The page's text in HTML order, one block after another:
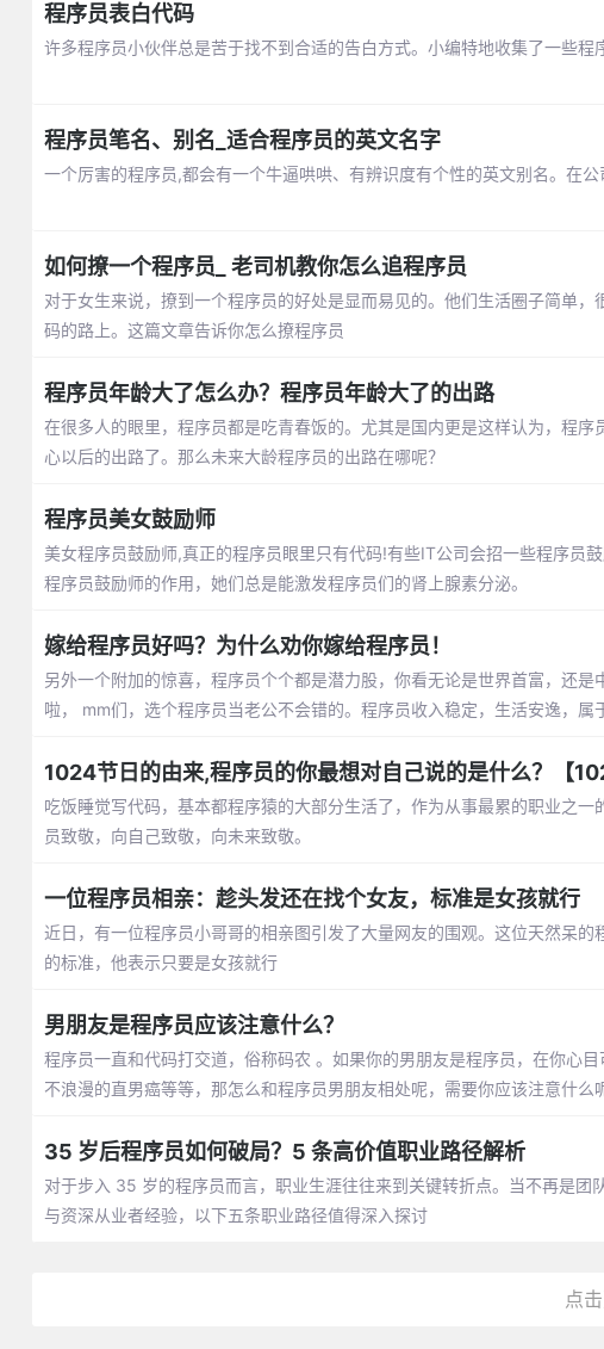
程序员表白代码
许多程序员小伙伴总是苦于找不到合适的告白方式。小编特地收集了一些
程序员笔名、别名_适合程序员的英文名字
一个厉害的程序员,都会有一个牛逼哄哄、有辨识度有个性的英文别名。在
如何撩一个程序员_ 老司机教你怎么追程序员
对于女生来说，撩到一个程序员的好处是显而易见的。他们生活圈子简单
码的路上。这篇文章告诉你怎么撩程序员
程序员年龄大了怎么办？程序员年龄大了的出路
在很多人的眼里，程序员都是吃青春饭的。尤其是国内更是这样认为，程
心以后的出路了。那么未来大龄程序员的出路在哪呢？
程序员美女鼓励师
美女程序员鼓励师,真正的程序员眼里只有代码!有些IT公司会招一些程序员
程序员鼓励师的作用，她们总是能激发程序员们的肾上腺素分泌。
嫁给程序员好吗？为什么劝你嫁给程序员！
另外一个附加的惊喜，程序员个个都是潜力股，你看无论是世界首富，还
啦， mm们，选个程序员当老公不会错的。程序员收入稳定，生活安逸，属
1024节日的由来,程序员的你最想对自己说的是什么？【
吃饭睡觉写代码，基本都程序猿的大部分生活了，作为从事最累的职业之
员致敬，向自己致敬，向未来致敬。
一位程序员相亲：趁头发还在找个女友，标准是女孩就行
近日，有一位程序员小哥哥的相亲图引发了大量网友的围观。这位天然呆
的标准，他表示只要是女孩就行
男朋友是程序员应该注意什么？
程序员一直和代码打交道，俗称码农 。如果你的男朋友是程序员，在你心
不浪漫的直男癌等等，那怎么和程序员男朋友相处呢，需要你应该注意什么
35 岁后程序员如何破局？5 条高价值职业路径解析
对于步入 35 岁的程序员而言，职业生涯往往来到关键转折点。当不再是
与资深从业者经验，以下五条职业路径值得深入探讨
点